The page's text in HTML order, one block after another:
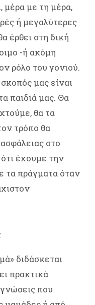
μέρα με τη μέρα,
ή μεγαλύτερες
έρθει στη δική
-ή ακόμη
ρόλο του γονιού.
μας είναι
παιδιά μας. Θα
θα τα
τρόπο θα
στο
έχουμε την
τα πράγματα όταν
διδάσκεται
πρακτικά
που